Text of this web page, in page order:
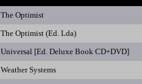
The Optimist
The Optimist (Ed. Lda)
Universal [Ed. Deluxe Book CD+DVD]
Weather Systems